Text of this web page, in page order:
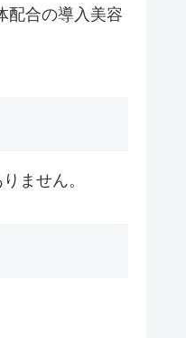
配合の導入美容
ません。